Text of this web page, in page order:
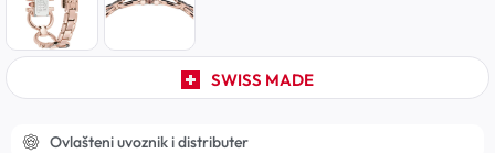
SWISS MADE
Ovlašteni uvoznik i distributer